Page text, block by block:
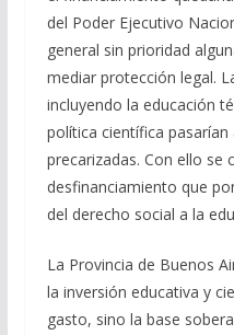
del Poder Ejecutivo
general sin prioridad
mediar protección legal.
incluyendo la educación
política científica
precarizadas. Con ello se
desfinanciamiento que
del derecho social a la
La Provincia de Buenos
la inversión educativa y
gasto, sino la base